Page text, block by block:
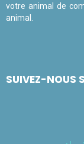
votre animal de
animal.
SUIVEZ-NOUS